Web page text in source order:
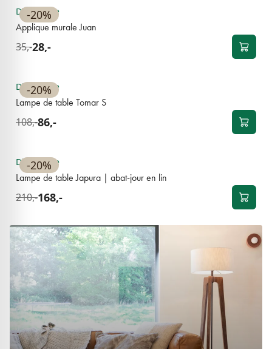
-20%
Disponible
Applique murale Juan
35,-28,-
-20%
Disponible
Lampe de table Tomar S
108,-86,-
-20%
Disponible
Lampe de table Japura | abat-jour en lin
210,-168,-